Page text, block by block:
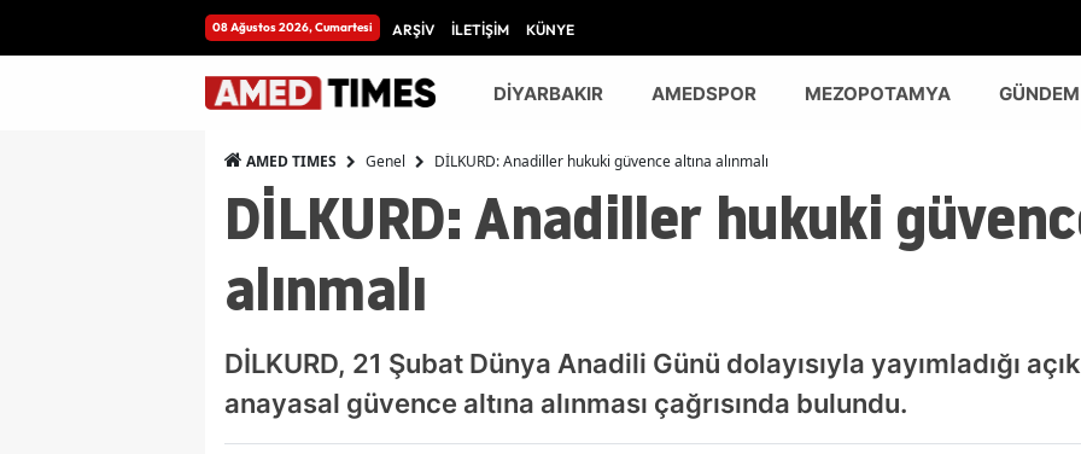
08 Ağustos 2026, Cumartesi ARŞİV İLETİŞİM KÜNYE
DİYARBAKIR AMEDSPOR MEZOPOTAMYA GÜNDEM
AMED TIMES Genel DİLKURD: Anadiller hukuki güvence altına alınmalı
DİLKURD: Anadiller hukuki
alınmalı
DİLKURD, 21 Şubat Dünya Anadili Günü dolayısıyla yayımladığı
anayasal güvence altına alınması çağrısında bulundu.